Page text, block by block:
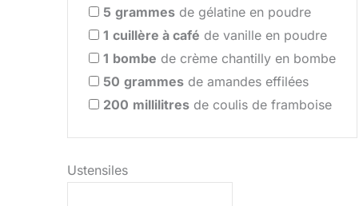
5 grammes de gélatine en poudre
1 cuillère à café de vanille en poudre
1 bombe de crème chantilly en bombe
50 grammes de amandes effilées
200 millilitres de coulis de framboise
Ustensiles